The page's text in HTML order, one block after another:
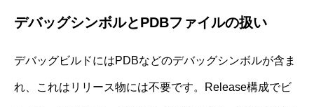
デバッグシンボルとPDBファイルの扱い
デバッグビルドにはPDBなどのデバッグシンボルが含ま
れ、これはリリース物には不要です。Release構成でビ